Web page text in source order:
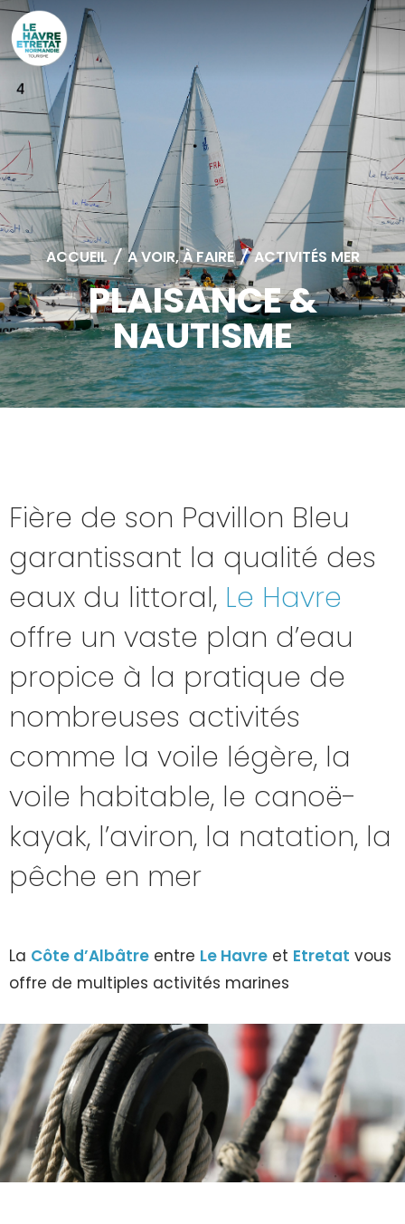
ACCUEIL / A VOIR, À FAIRE / ACTIVITÉS MER
PLAISANCE &
NAUTISME
Fière de son Pavillon Bleu
garantissant la qualité des
eaux du littoral, Le Havre
offre un vaste plan d’eau
propice à la pratique de
nombreuses activités
comme la voile légère, la
voile habitable, le canoë-
kayak, l’aviron, la natation, la
pêche en mer
La Côte d’Albâtre entre Le Havre et Etretat vous
offre de multiples activités marines
Cookies management panel